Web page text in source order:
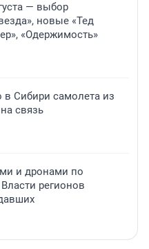
— выбор
новые «Тед
«Одержимость»
Сибири самолета из
связь
и дронами по
регионов